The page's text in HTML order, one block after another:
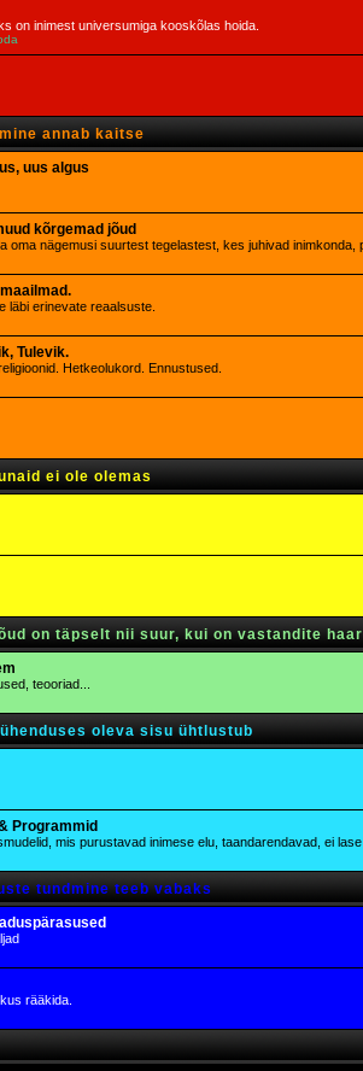
on inimest universumiga kooskõlas hoida.
annab kaitse
uus algus
kõrgemad jõud
oma nägemusi suurtest tegelastest, kes juhivad inimkonda,
läbi erinevate reaalsuste.
Tulevik.
Hetkeolukord. Ennustused.
ei ole olemas
on täpselt nii suur, kui on vastandite
teooriad...
oleva sisu ühtlustub
Programmid
mis purustavad inimese elu, taandarendavad, ei
tundmine teeb vabaks
rääkida.